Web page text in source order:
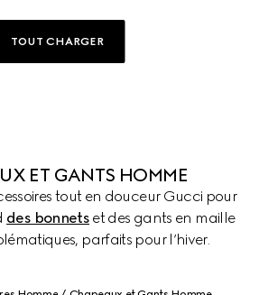
TOUT CHARGER
ET GANTS HOMME
tout en douceur Gucci pour
des bonnets et des gants en maille
parfaits pour l’hiver.